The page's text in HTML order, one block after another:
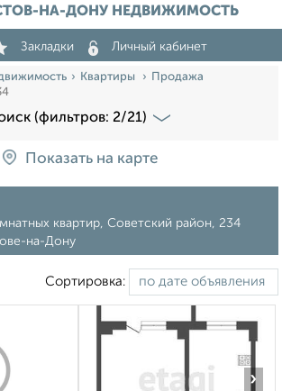
НА-ДОНУ НЕДВИЖИМОСТЬ
Закладки Личный кабинет
Квартиры
Продажа
(фильтров: 2/21)
Показать на карте
квартир, Советский район, 234
на-Дону
Сортировка:
›